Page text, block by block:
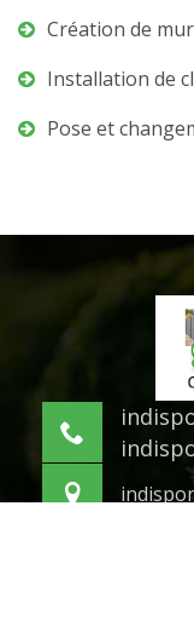
Création de
Installation de
Pose et